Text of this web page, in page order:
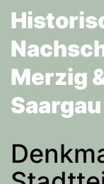
Zum
Inhalt
springen
Merzig
Saargau